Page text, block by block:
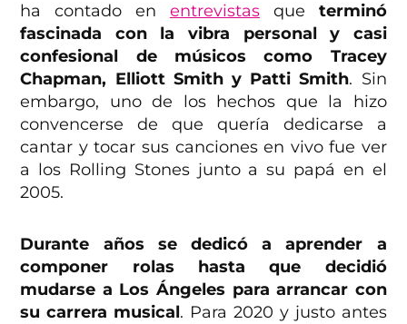
ha contado en entrevistasque terminó
fascinada con la vibra personal y casi
confesional de músicos como Tracey
Chapman, Elliott Smith y Patti Smith. Sin
embargo, uno de los hechos que la hizo
convencerse de que quería dedicarse a
cantar y tocar sus canciones en vivo fue ver
a los Rolling Stones junto a su papá en el
2005.
Durante años se dedicó a aprender a
componer rolas hasta que decidió
mudarse a Los Ángeles para arrancar con
su carrera musical. Para 2020 y justo antes